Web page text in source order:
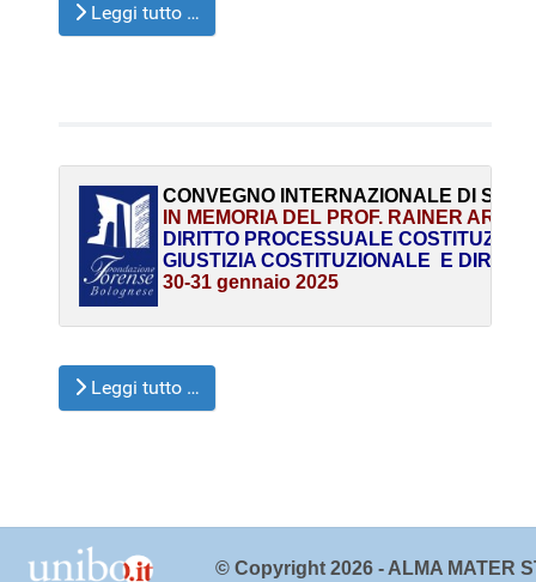
Leggi tutto …
CONVEGNO INTERNAZIONALE DI
IN MEMORIA DEL PROF. RAINER
DIRITTO PROCESSUALE
GIUSTIZIA COSTITUZIONALE  E DIRITTI
30-31 gennaio 2025
Leggi tutto …
© Copyright 2026 - ALMA MATER